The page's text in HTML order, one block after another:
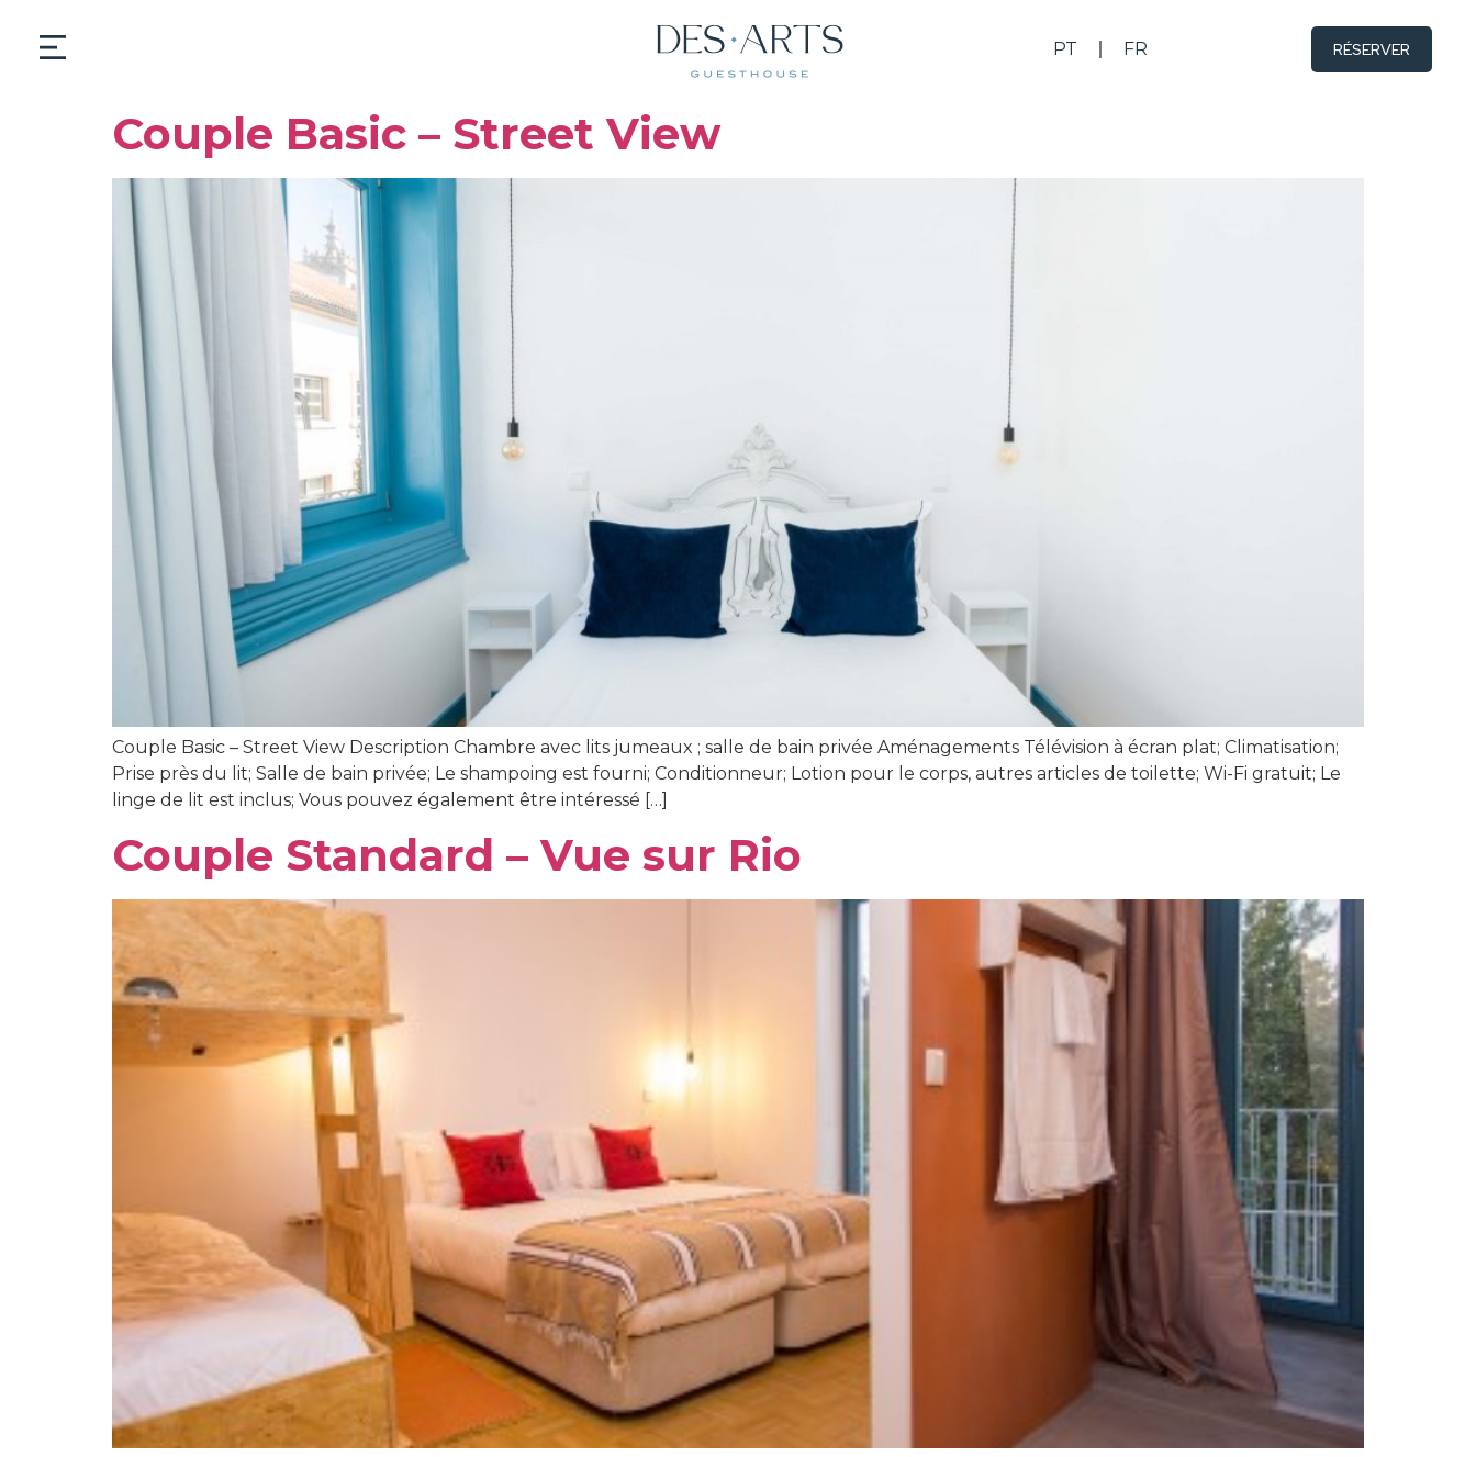
PT FR RÉSERVER
Couple Basic – Street View
Couple Basic – Street View Description Chambre avec lits jumeaux ; salle de bain privée Aménagements Télévision à écran plat; Climatisation;
Prise près du lit; Salle de bain privée; Le shampoing est fourni; Conditionneur; Lotion pour le corps, autres articles de toilette; Wi-Fi gratuit; Le
linge de lit est inclus; Vous pouvez également être intéressé […]
Couple Standard – Vue sur Rio